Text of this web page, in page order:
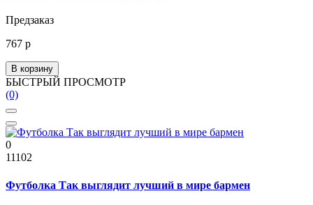
Предзаказ
767 р
В корзину
БЫСТРЫЙ ПРОСМОТР
(0)
0
11102
Футболка Так выглядит лучший в мире бармен